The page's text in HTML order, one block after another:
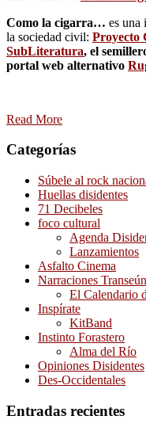
Como la cigarra… es una
la sociedad civil: Proyecto
SubLiteratura, el
portal web alternativo
Read More
Categorías
Súbele al rock
Huellas disidentes
71 Decibeles
foco cultural
Agenda
Lanzamientos
Asfalto Cinema
Narraciones
El Calendario
Inspírate
KitBand
Instinto Forastero
Alma del Río
Opiniones Disidentes
Des-Occidentales
Entradas recientes